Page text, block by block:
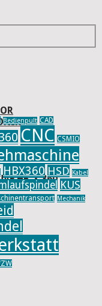
HB-X 360
Bedienpult CAD
CNC CSMIO
HBX360 HSD Kabel
KUS
Mechanik